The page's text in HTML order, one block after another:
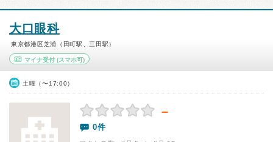
大口眼科
東京都港区芝浦（田町駅、三田駅）
マイナ受付 (スマホ可)
土曜（〜17:00）
－
0件